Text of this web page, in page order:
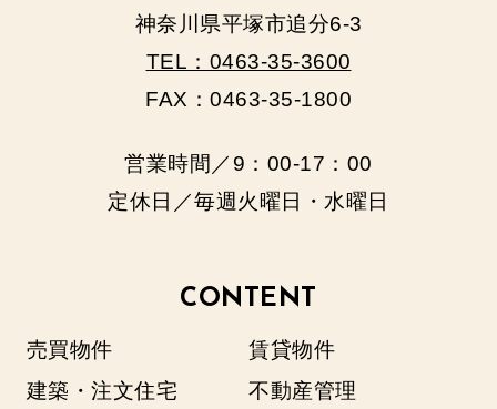
神奈川県平塚市追分6-3
TEL：0463-35-3600
FAX：0463-35-1800
営業時間／9：00‐17：00
定休日／毎週火曜日・水曜日
CONTENT
売買物件
賃貸物件
建築・注文住宅
不動産管理